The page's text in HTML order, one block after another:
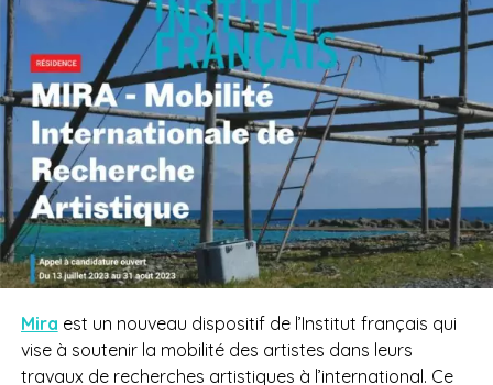
Mira est un nouveau dispositif de l’Institut français qui
vise à soutenir la mobilité des artistes dans leurs
travaux de recherches artistiques à l’international. Ce